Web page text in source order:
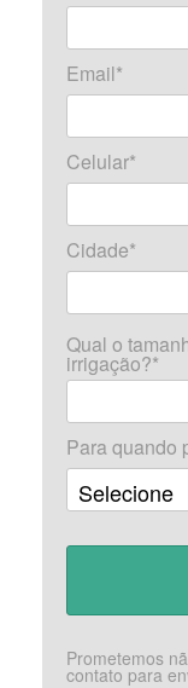
Email*
Celular*
Cidade*
Qual o
irrigação?*
Para quando
Prometemos
contato para